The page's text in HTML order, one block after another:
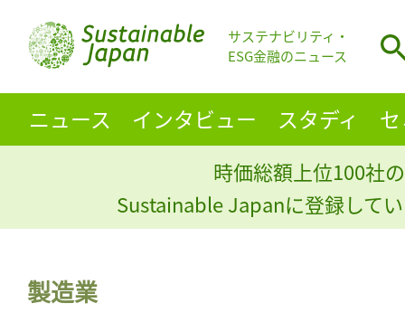
サステナビリティ・
ESG金融のニュース
ニュース インタビュー スタディ
時価総額上位100社
Sustainable Japanに登録して
製造業